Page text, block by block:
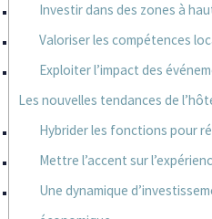
Investir dans des zones à
Valoriser les compétences
Exploiter l’impact des
Les nouvelles tendances de
Hybrider les fonctions pour
Mettre l’accent sur
Une dynamique